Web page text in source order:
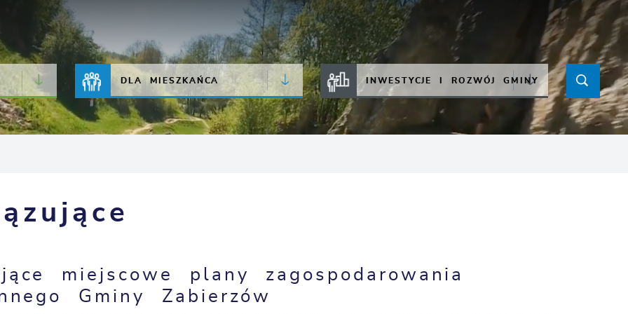
JAKOŚĆ POWIETRZA
DLA MIESZKAŃCA INWESTYCJE I ROZWÓJ GMINY
miejscowe plany zagospodarowania
Gminy Zabierzów